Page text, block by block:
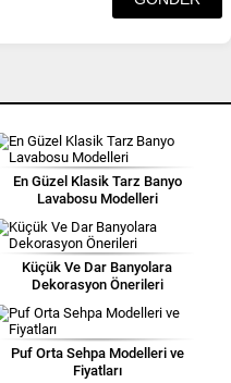
En Güzel Klasik Tarz Banyo
Lavabosu Modelleri
Küçük Ve Dar Banyolara
Dekorasyon Önerileri
Puf Orta Sehpa Modelleri ve
Fiyatları